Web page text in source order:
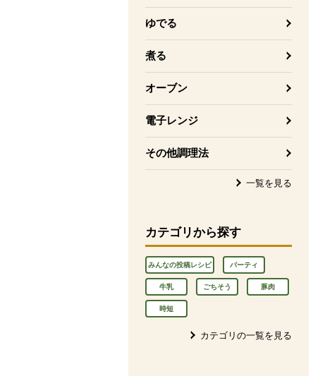
ゆでる
煮る
オーブン
電子レンジ
その他調理法
一覧を見る
カテゴリから探す
みんなの投稿レシピ パーティ
牛乳 ごちそう 豚肉
時短
カテゴリの一覧を見る